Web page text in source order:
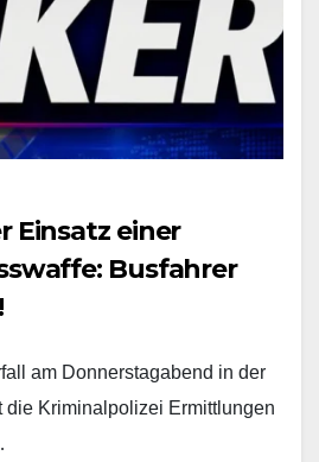
Einsatz einer
Busfahrer
am Donnerstagabend in der
die Kriminalpolizei Ermittlungen